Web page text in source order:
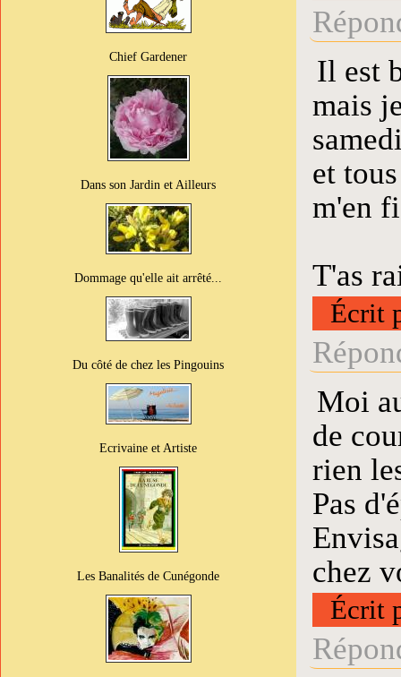
Chief Gardener
Dans son Jardin et Ailleurs
Dommage qu'elle ait arrêté...
Du côté de chez les Pingouins
Ecrivaine et Artiste
Les Banalités de Cunégonde
Il est
mais
et
m'en
T'as
Écrit
Moi
de
rien
Pas
chez
Écrit